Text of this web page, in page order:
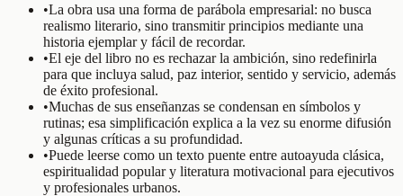
•La obra usa una forma de parábola empresarial: no busca
realismo literario, sino transmitir principios mediante una
historia ejemplar y fácil de recordar.
•El eje del libro no es rechazar la ambición, sino redefinirla
para que incluya salud, paz interior, sentido y servicio, además
de éxito profesional.
•Muchas de sus enseñanzas se condensan en símbolos y
rutinas; esa simplificación explica a la vez su enorme difusión
y algunas críticas a su profundidad.
•Puede leerse como un texto puente entre autoayuda clásica,
espiritualidad popular y literatura motivacional para ejecutivos
y profesionales urbanos.